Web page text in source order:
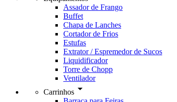
Assador de Frango
Buffet
Chapa de Lanches
Cortador de Frios
Estufas
Extrator / Espremedor de Sucos
Liquidificador
Torre de Chopp
Ventilador
Carrinhos arrow_drop_down